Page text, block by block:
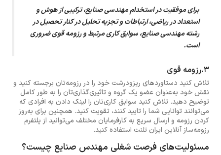
برای موفقیت در استخدام مهندسی صنایع، ترکیبی از هوش و
استعداد در ریاضی، ارتباطات و تجزیه تحلیل در کنار تحصیل در
رشته مهندسی صنایع، سوابق کاری مرتبط و رزومه قوی ضروری
است.
3.رزومه قوی
تلاش کنید دستاوردهای ریزودرشت خود را در رزومه‌تان برجسته کنید و
نقش خود به‌عنوان عضو یک گروه و تاثیری‌گذاری‌تان را به طور کامل
توضیح دهید. تلاش کنید سوابق کاری‌تان را لینک دادن به افرادی که
می‌توانند توانایی شما را تایید کنند، تقویت کنید. همچنین برای به‌روز
کردن رزومه و ارسال سریع به کارفرمایان مختلف می‌توانید از پلتفرم
رزومه‌ساز آنلاین ایران تلنت استفاده کنید.
مسئولیت‌های فرصت شغلی مهندس صنایع چیست؟